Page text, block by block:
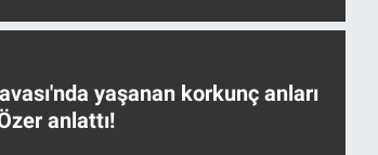
yaşanan korkunç anları
anlattı!